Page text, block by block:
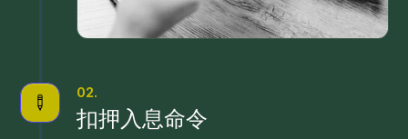
02.
扣押入息命令